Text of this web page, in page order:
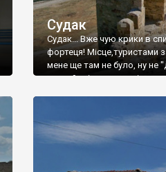
Судак
Судак... Вже чую крики в
фортеця! Місце,туристами
мене ще там не було, ну не
принаймні до цього літа.